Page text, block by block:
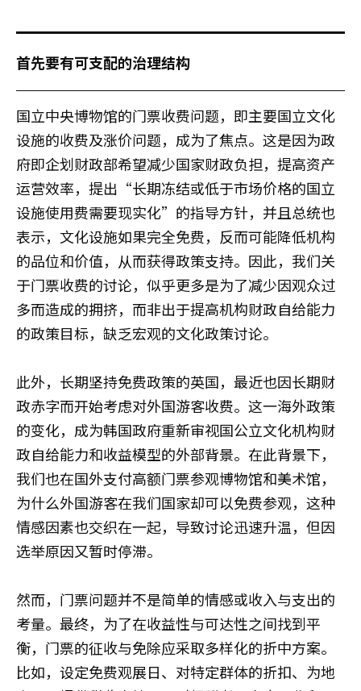
首先要有可支配的治理结构
国立中央博物馆的门票收费问题，即主要国立文化
设施的收费及涨价问题，成为了焦点。这是因为政
府即企划财政部希望减少国家财政负担，提高资产
运营效率，提出“长期冻结或低于市场价格的国立
设施使用费需要现实化”的指导方针，并且总统也
表示，文化设施如果完全免费，反而可能降低机构
的品位和价值，从而获得政策支持。因此，我们关
于门票收费的讨论，似乎更多是为了减少因观众过
多而造成的拥挤，而非出于提高机构财政自给能力
的政策目标，缺乏宏观的文化政策讨论。
此外，长期坚持免费政策的英国，最近也因长期财
政赤字而开始考虑对外国游客收费。这一海外政策
的变化，成为韩国政府重新审视国公立文化机构财
政自给能力和收益模型的外部背景。在此背景下，
我们也在国外支付高额门票参观博物馆和美术馆，
为什么外国游客在我们国家却可以免费参观，这种
情感因素也交织在一起，导致讨论迅速升温，但因
选举原因又暂时停滞。
然而，门票问题并不是简单的情感或收入与支出的
考量。最终，为了在收益性与可达性之间找到平
衡，门票的征收与免除应采取多样化的折中方案。
比如，设定免费观展日、对特定群体的折扣、为地